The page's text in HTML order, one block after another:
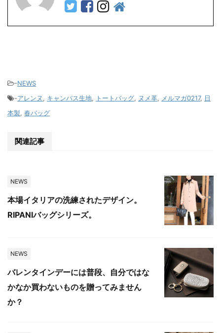
-NEWS
-アレンヌ, キャンバス生地, トートバッグ, ヌメ革, メルマガ0217, 日
本製, 春バッグ
関連記事
NEWS
本場イタリアの洗練されたデザイン。
RIPANIバッグシリーズ。
NEWS
バレンタインデーには普段、自分ではな
かなか買わないものを贈ってみません
か？